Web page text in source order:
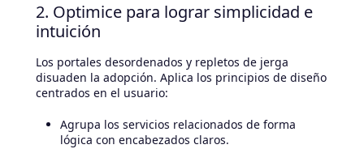
2. Optimice para lograr simplicidad e
intuición
Los portales desordenados y repletos de jerga
disuaden la adopción. Aplica los principios de diseño
centrados en el usuario:
Agrupa los servicios relacionados de forma
lógica con encabezados claros.